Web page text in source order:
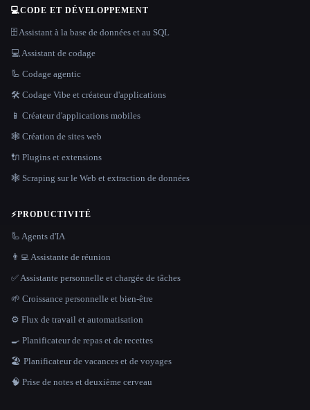
💻CODE ET DÉVELOPPEMENT
🗄️ Assistant à la base de données et au SQL
💻 Assistant de codage
🦾 Codage agentic
🛠️ Codage Vibe et créateur d'applications
📱 Créateur d'applications mobiles
🕸 Création de sites web
🔌 Plugins et extensions
🕸️ Scraping sur le Web et extraction de données
⚡PRODUCTIVITÉ
🦾 Agents d'IA
👨‍💻 Assistante de réunion
✅ Assistante personnelle et chargée de tâches
🌱 Croissance personnelle et bien-être
⚙️ Flux de travail et automatisation
🍳 Planificateur de repas et de recettes
🏖 Planificateur de vacances et de voyages
🧠 Prise de notes et deuxième cerveau